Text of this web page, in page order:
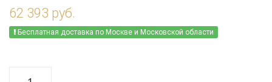
62 393 руб.
Бесплатная доставка по Москве и Московской области